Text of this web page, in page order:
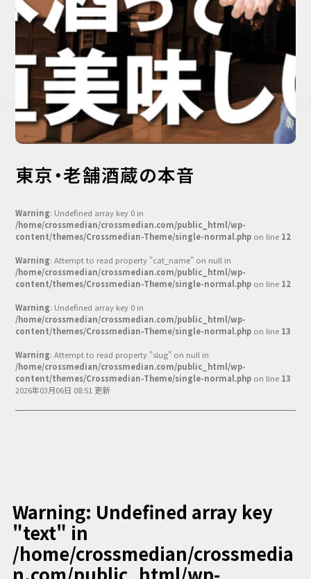
動画
ビジネス・ブック・アカデミー
業界ビジネス
CMGNOW!
プロフェッショナル対談
ビジネスアスリートのための
コンディショニング
編集4.0
その他
「ビジネス・ブック・アカデミー」
Podcast番組
「小早川幸一郎の編集者で経営者」
Podcast番組
「東京広報大学」
クロスメディアンとは？
広報誌
「クロスメディアン」アーカイブ
東京・老舗酒蔵の本音
Warning: Undefined array key 0 in
/home/crossmedian/crossmedian.com/public_html/wp-
content/themes/Crossmedian-Theme/single-normal.php on line 12
Warning: Attempt to read property "cat_name" on null in
/home/crossmedian/crossmedian.com/public_html/wp-
content/themes/Crossmedian-Theme/single-normal.php on line 12
Warning: Undefined array key 0 in
/home/crossmedian/crossmedian.com/public_html/wp-
content/themes/Crossmedian-Theme/single-normal.php on line 13
Warning: Attempt to read property "slug" on null in
/home/crossmedian/crossmedian.com/public_html/wp-
content/themes/Crossmedian-Theme/single-normal.php on line 13
2026年03月06日 08:51 更新
Warning: Undefined array key
"text" in
/home/crossmedian/crossmedia